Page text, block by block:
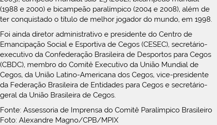
(1988 e 2000) e bicampeão paralímpico (2004 e 2008), além de
ter conquistado o título de melhor jogador do mundo, em 1998.
Foi ainda diretor administrativo e presidente do Centro de
Emancipação Social e Esportiva de Cegos (CESEC), secretário-
executivo da Confederação Brasileira de Desportos para Cegos
(CBDC), membro do Comitê Executivo da União Mundial de
Cegos, da União Latino-Americana dos Cegos, vice-presidente
da Federação Brasileira de Entidades para Cegos e secretário-
geral da União Brasileira de Cegos.
Fonte: Assessoria de Imprensa do Comitê Paralímpico Brasileiro
Foto: Alexandre Magno/CPB/MPIX